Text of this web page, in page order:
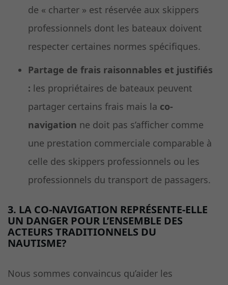
de « charter » est réservée aux skippers
professionnels dont les bateaux doivent
respecter certaines normes spécifiques.
Partage de frais raisonnables et justifiés
: les propriétaires de bateaux peuvent
partager certains frais mais la co-
navigation ne doit pas s’afficher comme
une prestation commerciale comparable à
celle des skippers professionnels ou les
professionnels du transport de passagers.
3. LA CO-NAVIGATION REPRÉSENTE-ELLE
UN DANGER POUR L’ENSEMBLE DES
ACTEURS TRADITIONNELS DU
NAUTISME?
Nous sommes convaincus qu’aider les